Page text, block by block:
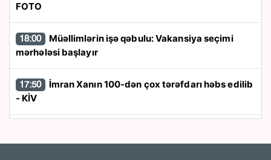
FOTO
18:00
mərhələsi başlayır
17:50
- KİV
forma satdı